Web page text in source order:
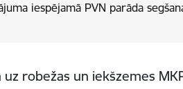
iespējamā PVN parāda
robežas un iekšzemes